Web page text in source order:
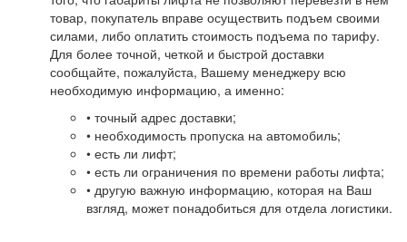
товар, покупатель вправе осуществить подъем своими
силами, либо оплатить стоимость подъема по тарифу.
Для более точной, четкой и быстрой доставки
сообщайте, пожалуйста, Вашему менеджеру всю
необходимую информацию, а именно:
• точный адрес доставки;
• необходимость пропуска на автомобиль;
• есть ли лифт;
• есть ли ограничения по времени работы лифта;
• другую важную информацию, которая на Ваш
взгляд, может понадобиться для отдела логистики.